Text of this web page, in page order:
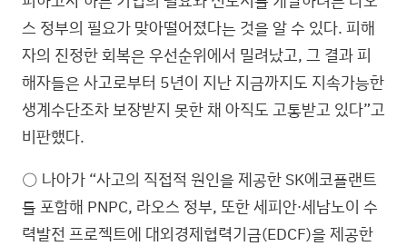
스 정부의 필요가 맞아떨어졌다는 것을 알 수 있다. 피해
자의 진정한 회복은 우선순위에서 밀려났고, 그 결과 피
해자들은 사고로부터 5년이 지난 지금까지도 지속가능한
생계수단조차 보장받지 못한 채 아직도 고통받고 있다”고
비판했다.
○ 나아가 “사고의 직접적 원인을 제공한 SK에코플랜트
를 포함해 PNPC, 라오스 정부, 또한 세피안∙세남노이 수
력발전 프로젝트에 대외경제협력기금(EDCF)을 제공한